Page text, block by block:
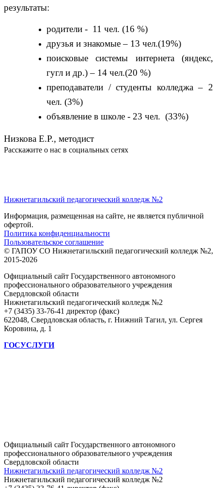
результаты:
родители - 11 чел. (16 %)
друзья и знакомые – 13 чел.(19%)
поисковые системы интернета (яндекс,
гугл и др.) – 14 чел.(20 %)
преподаватели / студенты колледжа – 2
чел. (3%)
объявление в школе - 23 чел. (33%)
Низкова Е.Р., методист
Расскажите о нас в социальных сетях
Нижнетагильский педагогический колледж №2
Информация, размещенная на сайте, не является публичной
офертой.
Политика конфиденциальности
Пользовательское соглашение
© ГАПОУ СО Нижнетагильский педагогический колледж №2,
2015-2026
Официальный сайт Государственного автономного
профессионального образовательного учреждения
Свердловской области
Нижнетагильский педагогический колледж №2
+7 (3435) 33-76-41 директор (факс)
622048, Свердловская область, г. Нижний Тагил, ул. Сергея
Коровина, д. 1
ГОСУСЛУГИ
Официальный сайт Государственного автономного
профессионального образовательного учреждения
Свердловской области
Нижнетагильский педагогический колледж №2
Нижнетагильский педагогический колледж №2